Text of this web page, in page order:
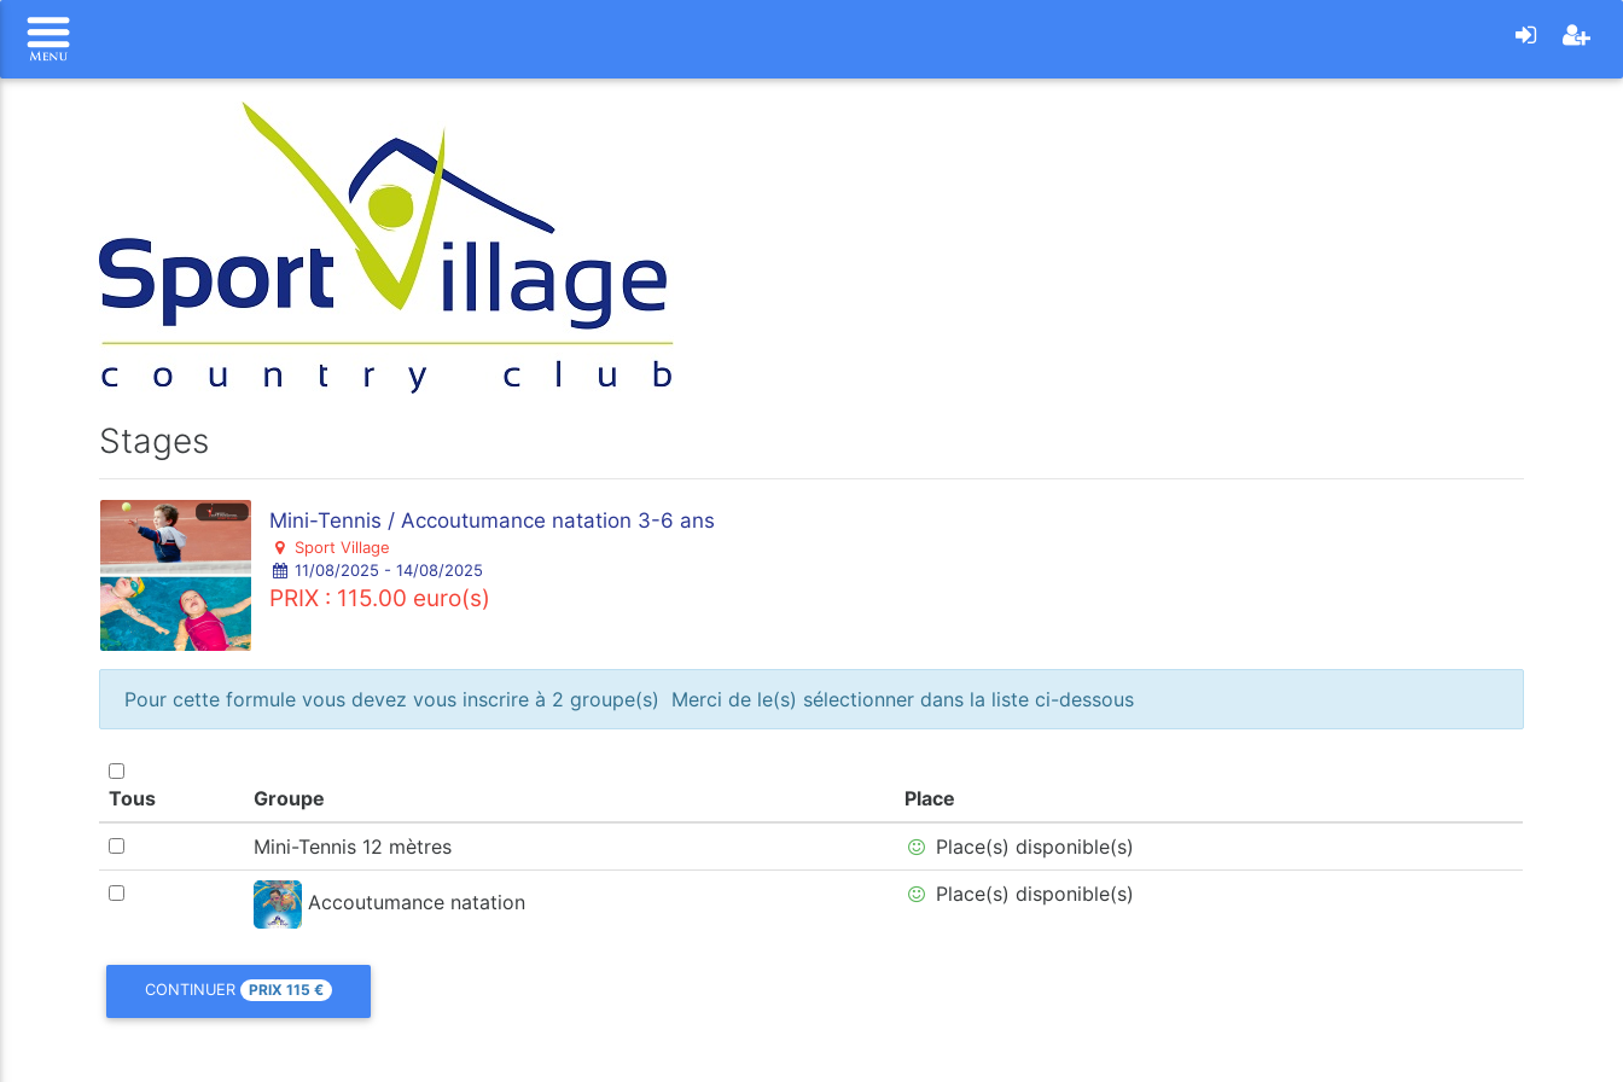
Stages
Mini-Tennis / Accoutumance natation 3-6 ans
Sport Village
11/08/2025 - 14/08/2025
PRIX : 115.00 euro(s)
Pour cette formule vous devez vous inscrire à 2 groupe(s) Merci de le(s) sélectionner dans la liste ci-dessous
Tous Groupe
Place
Mini-Tennis 12 mètres
Place(s) disponible(s)
Accoutumance natation Place(s) disponible(s)
CONTINUER PRIX115€